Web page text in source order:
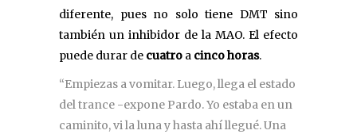
diferente, pues no solo tiene DMT sino
también un inhibidor de la MAO. El efecto
puede durar de cuatro a cincohoras.
“Empiezas a vomitar. Luego, llega el estado
del trance -expone Pardo. Yo estaba en un
caminito, vi la luna y hasta ahí llegué. Una